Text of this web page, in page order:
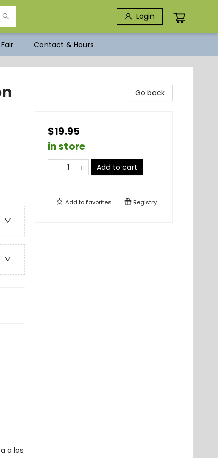
Login
Contact & Hours
a los
Go back
$19.95
in store
Add to cart
Add tofavorites Registry